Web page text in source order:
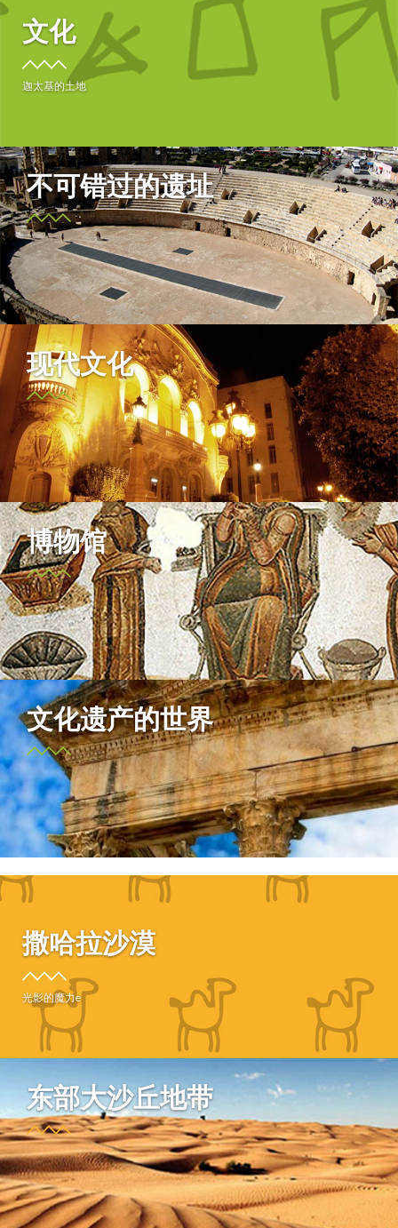
文化
迦太基的土地
不可错过的遗址
现代文化
博物馆
文化遗产的世界
撒哈拉沙漠
光影的魔力e
东部大沙丘地带